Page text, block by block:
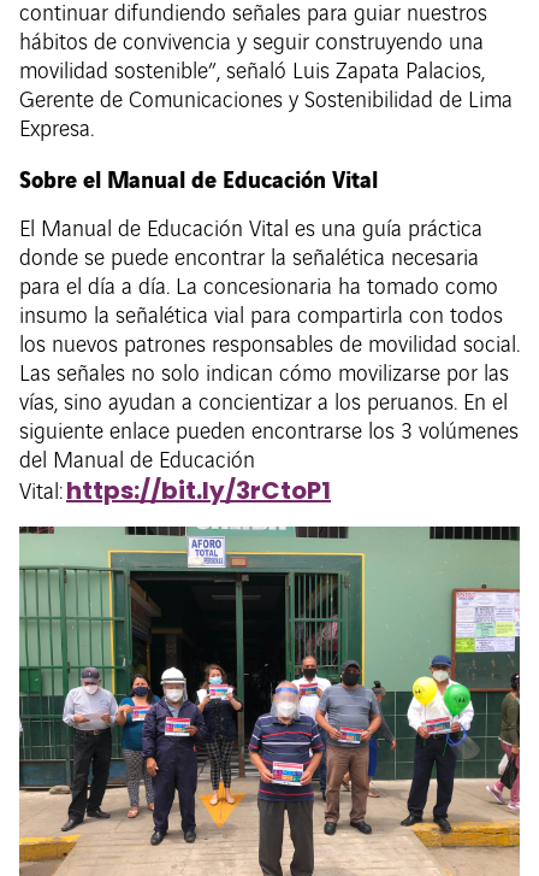
continuar difundiendo señales para guiar nuestros
hábitos de convivencia y seguir construyendo una
movilidad sostenible”, señaló Luis Zapata Palacios,
Gerente de Comunicaciones y Sostenibilidad de Lima
Expresa.
Sobre el Manual de Educación Vital
El Manual de Educación Vital es una guía práctica
donde se puede encontrar la señalética necesaria
para el día a día. La concesionaria ha tomado como
insumo la señalética vial para compartirla con todos
los nuevos patrones responsables de movilidad social.
Las señales no solo indican cómo movilizarse por las
vías, sino ayudan a concientizar a los peruanos. En el
siguiente enlace pueden encontrarse los 3 volúmenes
del Manual de Educación
Vital: https://bit.ly/3rCtoP1